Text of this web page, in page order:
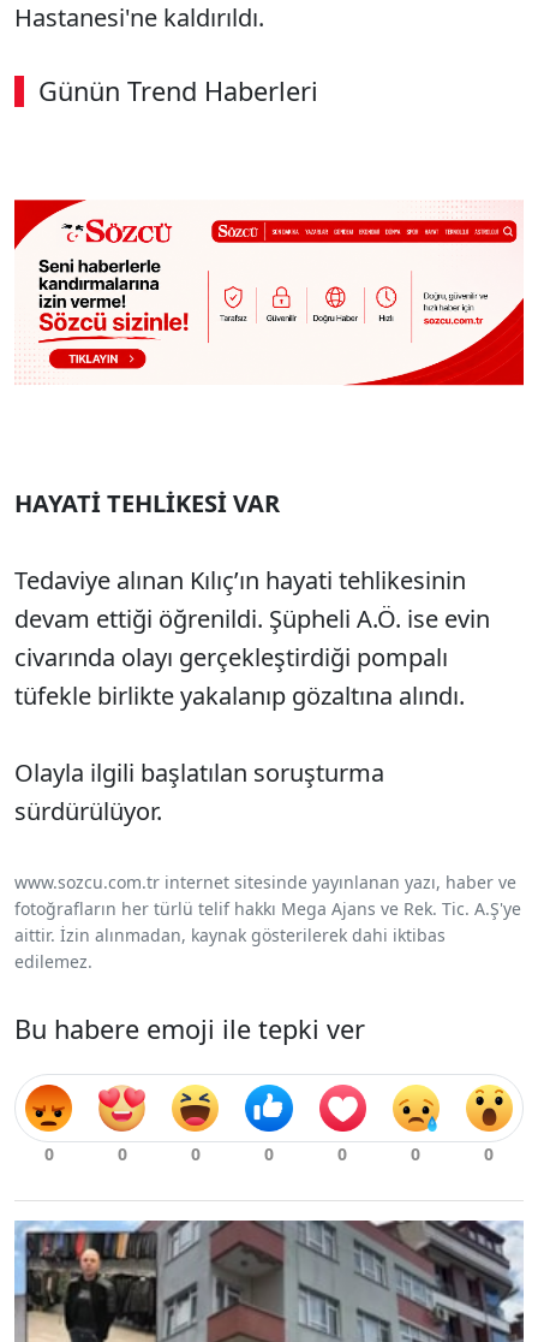
Hastanesi'ne kaldırıldı.
Günün Trend Haberleri
HAYATİ TEHLİKESİ VAR
Tedaviye alınan Kılıç’ın hayati tehlikesinin
devam ettiği öğrenildi. Şüpheli A.Ö. ise evin
civarında olayı gerçekleştirdiği pompalı
tüfekle birlikte yakalanıp gözaltına alındı.
Olayla ilgili başlatılan soruşturma
sürdürülüyor.
www.sozcu.com.tr internet sitesinde yayınlanan yazı, haber ve
fotoğrafların her türlü telif hakkı Mega Ajans ve Rek. Tic. A.Ş'ye
aittir. İzin alınmadan, kaynak gösterilerek dahi iktibas
edilemez.
Bu habere emoji ile tepki ver